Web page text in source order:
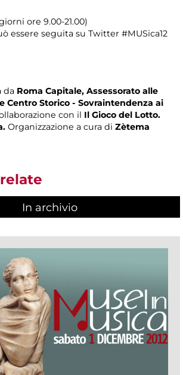
ore 9.00-21.00)
essere seguita su Twitter #MUSica12
da Roma Capitale, Assessorato alle
Centro Storico - Sovraintendenza ai
con il Il Gioco del Lotto.
Organizzazione a cura di Zètema
In archivio